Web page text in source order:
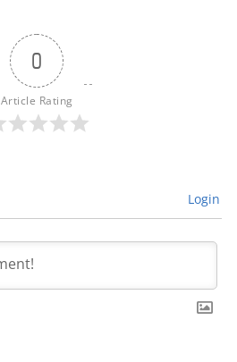
0
Article Rating
Login